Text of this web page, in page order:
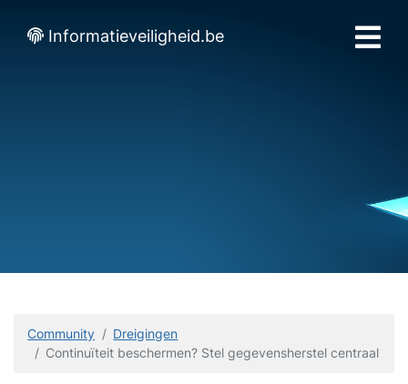
Informatieveiligheid.be
Community
Dreigingen
Continuïteit beschermen? Stel gegevensherstel centraal